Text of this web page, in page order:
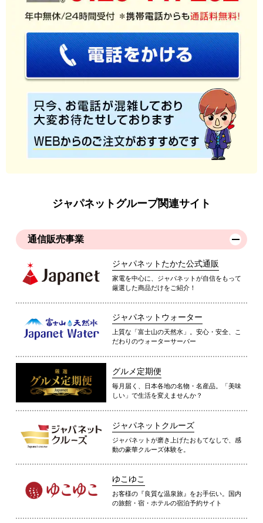
ジャパネットグループ関連サイト
通信販売事業
ジャパネットたかた公式通販
家電を中心に、ジャパネットが自信をもって
厳選した商品だけをご紹介！
ジャパネットウォーター
上質な「富士山の天然水」。安心・安全、こ
だわりのウォーターサーバー
グルメ定期便
毎月届く、日本各地の名物・名産品。「美味
しい」で生活を変えませんか？
ジャパネットクルーズ
ジャパネットが磨き上げたおもてなしで、感
動の豪華クルーズ体験を。
ゆこゆこ
お客様の『良質な温泉旅』をお手伝い。国内
の旅館・宿・ホテルの宿泊予約サイト